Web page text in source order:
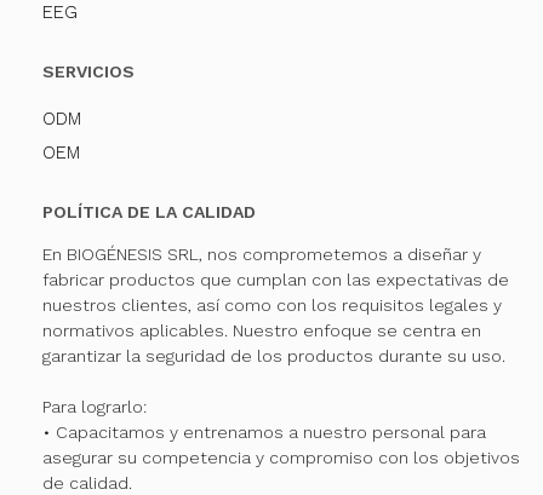
EEG
SERVICIOS
ODM
OEM
POLÍTICA DE LA CALIDAD
En BIOGÉNESIS SRL, nos comprometemos a diseñar y
fabricar productos que cumplan con las expectativas de
nuestros clientes, así como con los requisitos legales y
normativos aplicables. Nuestro enfoque se centra en
garantizar la seguridad de los productos durante su uso.
Para lograrlo:
• Capacitamos y entrenamos a nuestro personal para
asegurar su competencia y compromiso con los objetivos
de calidad.